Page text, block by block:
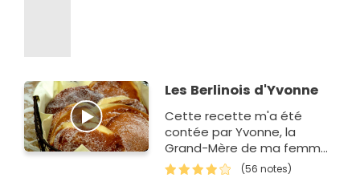
Les Berlinois d'Yvonne
Cette recette m'a été
contée par Yvonne, la
Grand-Mère de ma femme,
mais elle n'a jamais eu
l'occasion de m'en faire...Je
(56 notes)